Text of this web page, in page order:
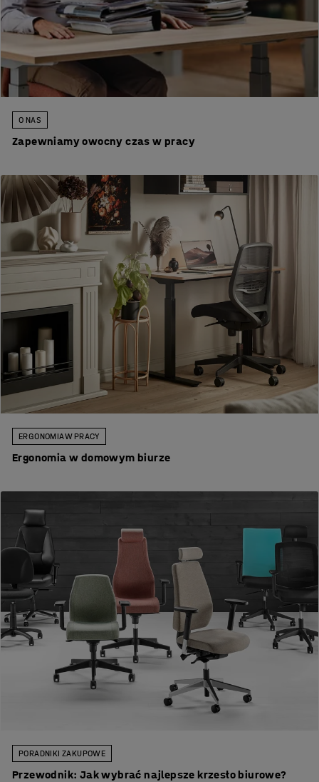
O NAS
Zapewniamy owocny czas w pracy
ERGONOMIA W PRACY
Ergonomia w domowym biurze
PORADNIKI ZAKUPOWE
Przewodnik: Jak wybrać najlepsze krzesło biurowe?